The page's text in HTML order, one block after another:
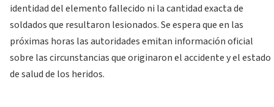
identidad del elemento fallecido ni la cantidad exacta de
soldados que resultaron lesionados. Se espera que en las
próximas horas las autoridades emitan información oficial
sobre las circunstancias que originaron el accidente y el estado
de salud de los heridos.